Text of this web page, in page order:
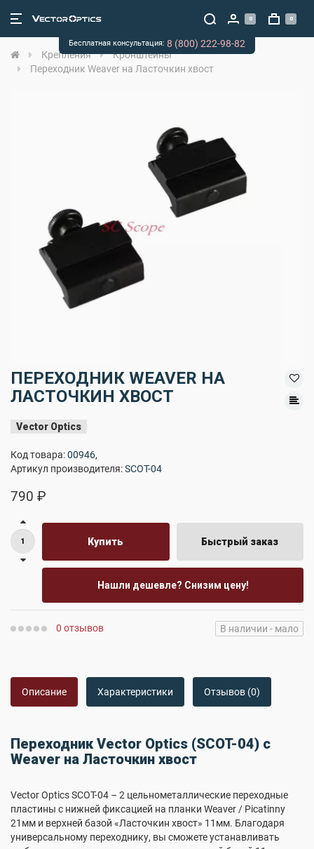
0 0
Крепления
Кронштейны
Переходник Weaver на Ласточкин хвост
ПЕРЕХОДНИК WEAVER НА
ЛАСТОЧКИН ХВОСТ
Vector Optics
Код товара:00946,
Артикул производителя:SCOT-04
790 ₽
Купить Быстрый заказ
Нашли дешевле? Снизим цену!
0 отзывов В наличии - мало
Описание Характеристики Отзывов (0)
Переходник Vector Optics (SCOT-04) c
Weaver на Ласточкин хвост
Vector Optics SCOT-04 – 2 цельнометаллические переходные
пластины с нижней фиксацией на планки Weaver / Picatinny
21мм и верхней базой «Ласточкин хвост» 11мм. Благодаря
универсальному переходнику, вы сможете устанавливать
Бесплатная консультация: 8 (800) 222-98-82